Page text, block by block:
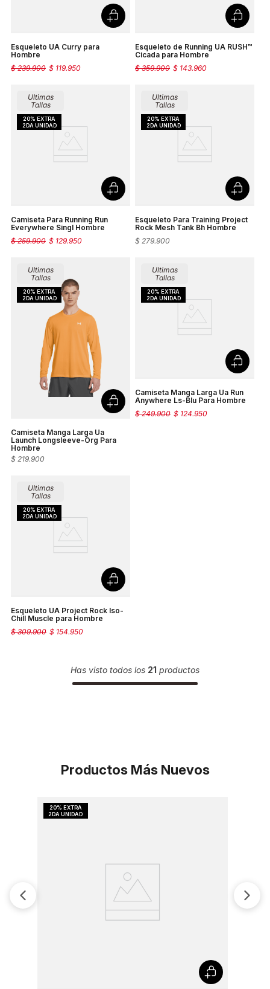
Esqueleto UA Curry para
Hombre
$ 119.950
$ 239.900
Esqueleto de Running UA RUSH™
Cicada para Hombre
$ 143.960
$ 359.900
Ultimas
Tallas
Camiseta Para Running Run
Everywhere Singl Hombre
$ 129.950
$ 259.900
Ultimas
Tallas
Esqueleto Para Training Project
Rock Mesh Tank Bh Hombre
$ 279.900
Ultimas
Tallas
Camiseta Manga Larga Ua
Launch Longsleeve-Org Para
Hombre
$ 219.900
Ultimas
Tallas
Camiseta Manga Larga Ua Run
Anywhere Ls-Blu Para Hombre
$ 124.950
$ 249.900
Ultimas
Tallas
Esqueleto UA Project Rock Iso-
Chill Muscle para Hombre
$ 154.950
$ 309.900
Has visto todos los 21 productos
Productos Más Nuevos